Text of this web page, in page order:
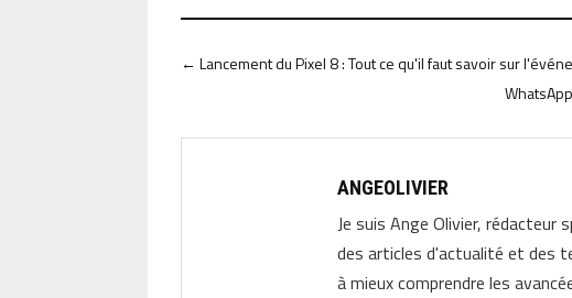
←Lancement du Pixel 8 : Tout ce qu'il faut savoir sur
ANGEOLIVIER
Je suis Ange Olivier, rédacteur
des articles d'actualité et des
à mieux comprendre les